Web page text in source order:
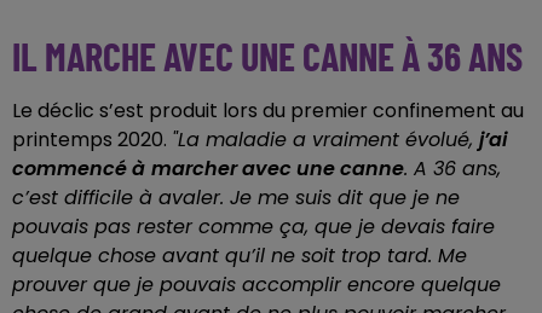
IL MARCHE AVEC UNE CANNE À 36 ANS
Le déclic s’est produit lors du premier confinement au
printemps 2020. "La maladie a vraiment évolué, j’ai
commencé à marcher avec une canne. A 36 ans,
c’est difficile à avaler. Je me suis dit que je ne
pouvais pas rester comme ça, que je devais faire
quelque chose avant qu’il ne soit trop tard. Me
prouver que je pouvais accomplir encore quelque